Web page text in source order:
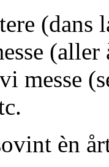
(dans
(aller
messe
èn